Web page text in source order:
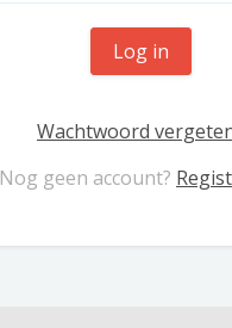
Log in
Wachtwoord
Nog geen account?